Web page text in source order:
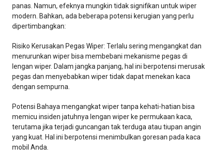
panas. Namun, efeknya mungkin tidak signifikan untuk wiper
modern. Bahkan, ada beberapa potensi kerugian yang perlu
dipertimbangkan:
Risiko Kerusakan Pegas Wiper: Terlalu sering mengangkat dan
menurunkan wiper bisa membebani mekanisme pegas di
lengan wiper. Dalam jangka panjang, hal ini berpotensi merusak
pegas dan menyebabkan wiper tidak dapat menekan kaca
dengan sempurna.
Potensi Bahaya mengangkat wiper tanpa kehati-hatian bisa
memicu insiden jatuhnya lengan wiper ke permukaan kaca,
terutama jika terjadi guncangan tak terduga atau tiupan angin
yang kuat. Hal ini berpotensi menimbulkan goresan pada kaca
mobil Anda.